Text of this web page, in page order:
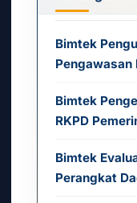
Bimtek
Pengawasan
Bimtek
RKPD
Bimtek
Perangkat